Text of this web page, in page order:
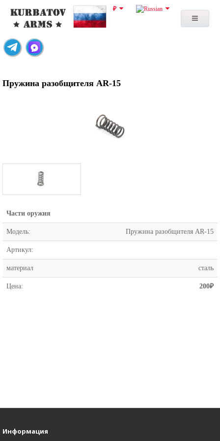
₽
Пружина разобщителя AR-15
Части оружия
Модель: Пружина разобщителя AR-15
Артикул:
материал сталь
Цена: 200₽
Информация